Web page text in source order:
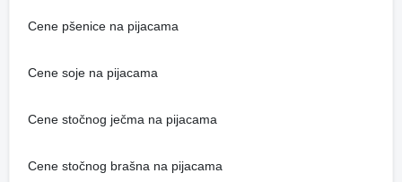
Cene pšenice na pijacama
Cene soje na pijacama
Cene stočnog ječma na pijacama
Cene stočnog brašna na pijacama